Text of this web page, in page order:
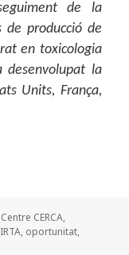
de la
producció de
en toxicologia
la
Units, França,
Categories
Centre CERCA,
IRTA, oportunitat,